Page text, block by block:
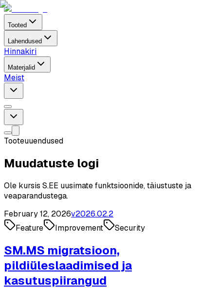
Tooted
Lahendused
Hinnakiri
Materjalid
Meist
Tooteuuendused
Muudatuste logi
Ole kursis S.EE uusimate funktsioonide, täiustuste ja
veaparandustega.
February 12, 2026v2026.02.2
Feature
Improvement Security
SM.MS migratsioon,
pildiüleslaadimised ja
kasutuspiirangud